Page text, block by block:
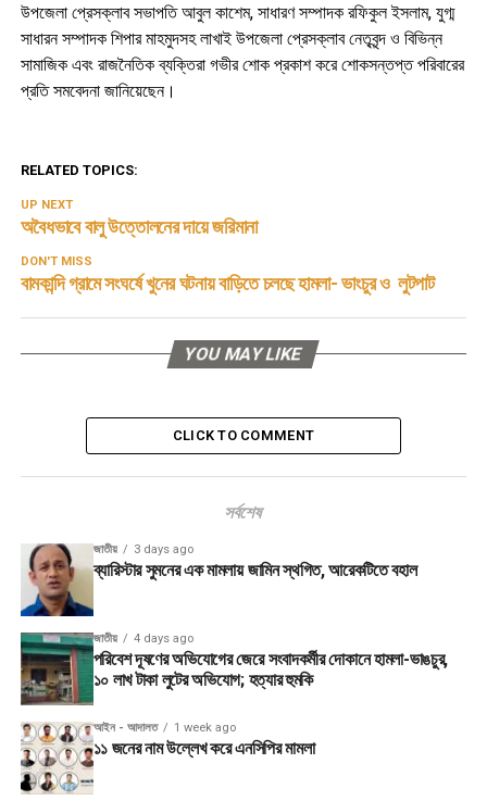
উপজেলা প্রেসক্লাব সভাপতি আবুল কাশেম, সাধারণ সম্পাদক রফিকুল ইসলাম, যুগ্ম
সাধারন সম্পাদক শিপার মাহমুদসহ লাখাই উপজেলা প্রেসক্লাব নেতৃবৃন্দ ও বিভিন্ন
সামাজিক এবং রাজনৈতিক ব্যক্তিরা গভীর শোক প্রকাশ করে শোকসন্তপ্ত পরিবারের
প্রতি সমবেদনা জানিয়েছেন।
RELATED TOPICS:
UP NEXT
অবৈধভাবে বালু উত্তোলনের দায়ে জরিমানা
DON'T MISS
বামকান্দি গ্রামে সংঘর্ষে খুনের ঘটনায় বাড়িতে চলছে হামলা- ভাংচুর ও লুটপাট
YOU MAY LIKE
CLICK TO COMMENT
সর্বশেষ
জাতীয় 3 days ago
ব্যারিস্টার সুমনের এক মামলায় জামিন স্থগিত, আরেকটিতে বহাল
জাতীয় 4 days ago
পরিবেশ দূষণের অভিযোগের জেরে সংবাদকর্মীর দোকানে হামলা-ভাঙচুর,
১০ লাখ টাকা লুটের অভিযোগ; হত্যার হুমকি
আইন - আদালত 1 week ago
১১ জনের নাম উল্লেখ করে এনসিপির মামলা